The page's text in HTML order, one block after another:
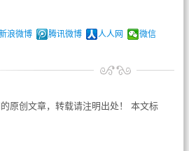
浪微博 腾讯微博 人人网 微信
原创文章，转载请注明出处！ 本文标